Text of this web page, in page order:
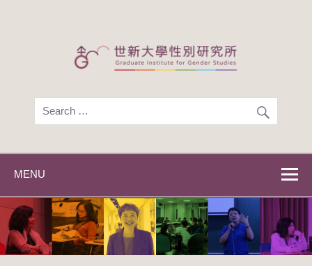
世新大學性別研
世新大學性別研究所
MENU